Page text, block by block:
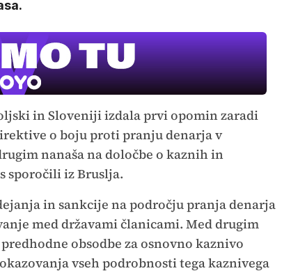
in Sloveniji izdala prvi opomin zaradi
o boju proti pranju denarja v
nanaša na določbe o kaznih in
sporočili iz Bruslja.
in sankcije na področju pranja denarja
med državami članicami. Med drugim
obsodbe za osnovno kaznivo
vseh podrobnosti tega kaznivega